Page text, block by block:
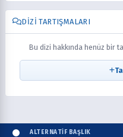
DIZI TARTIŞMALARI
Bu dizi hakkında henüz bir
ALTERNATİF BAŞLIK